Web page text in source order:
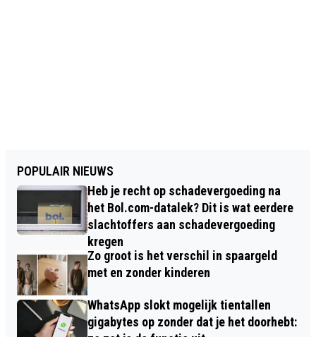
POPULAIR NIEUWS
Heb je recht op schadevergoeding na
het Bol.com-datalek? Dit is wat eerdere
slachtoffers aan schadevergoeding
kregen
Zo groot is het verschil in spaargeld
met en zonder kinderen
WhatsApp slokt mogelijk tientallen
gigabytes op zonder dat je het doorhebt: